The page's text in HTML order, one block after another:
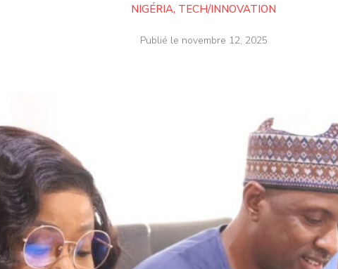
NIGÉRIA, TECH/INNOVATION
Publié le novembre 12, 2025